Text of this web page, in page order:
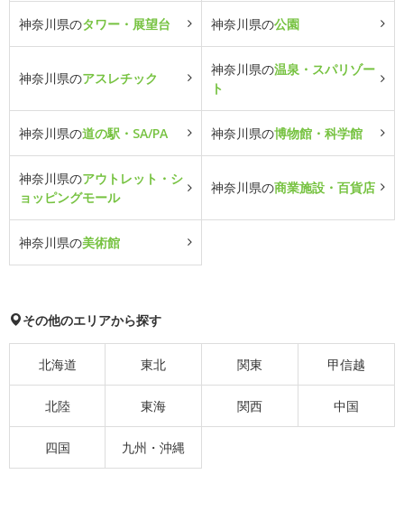
神奈川県のタワー・展望台 神奈川県の公園
神奈川県のアスレチック
神奈川県の温泉・スパリゾー
ト
神奈川県の道の駅・SA/PA 神奈川県の博物館・科学館
神奈川県のアウトレット・シ
ョッピングモール
神奈川県の商業施設・百貨店
神奈川県の美術館
その他のエリアから探す
北海道 東北 関東 甲信越
北陸 東海 関西 中国
四国 九州・沖縄